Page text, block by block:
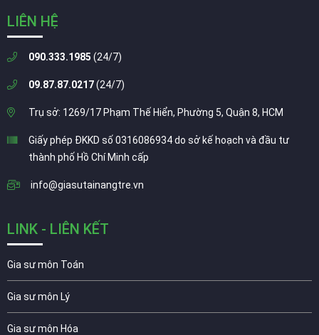
LIÊN HỆ
090.333.1985 (24/7)
09.87.87.0217(24/7)
Trụ sở: 1269/17 Phạm Thế Hiển, Phường 5, Quận 8, HCM
Giấy phép ĐKKD số 0316086934 do sở kế hoạch và đầu tư
thành phố Hồ Chí Minh cấp
info@giasutainangtre.vn
LINK - LIÊN KẾT
Gia sư môn Toán
Gia sư môn Lý
Gia sư môn Hóa